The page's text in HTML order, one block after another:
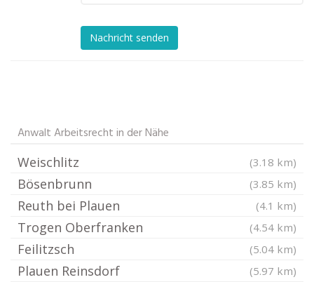
Nachricht senden
Anwalt Arbeitsrecht in der Nähe
Weischlitz (3.18 km)
Bösenbrunn (3.85 km)
Reuth bei Plauen (4.1 km)
Trogen Oberfranken (4.54 km)
Feilitzsch (5.04 km)
Plauen Reinsdorf (5.97 km)